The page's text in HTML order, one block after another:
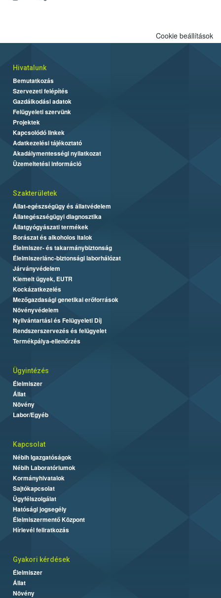
Cookie beállítások
Hivatalunk
Bemutatkozás
Szervezeti felépítés
Gazdálkodási adatok
Felügyeleti szervünk
Projektek
Kapcsolódó linkek
Adatkezelési tájékoztató
Akadálymentességi nyilatkozat
Üzemeltetési információ
Szakterületek
Állat-egészségügy és állatvédelem
Állategészségügyi diagnosztika
Állatgyógyászati termékek
Borászat és alkoholos italok
Élelmiszer- és takarmánybiztonság
Élelmiszerlánc-biztonsági laborhálózat
Járványvédelem
Kiemelt ügyek, EUTR
Kockázatkezelés
Mezőgazdasági genetikai erőforrások
Növényvédelem
Nyilvántartási és Felügyeleti Díj
Rendszerszervezés és felügyelet
Termékpálya-ellenőrzés
Ügyintézés
Élelmiszer
Állat
Növény
Labor/Egyéb
Kapcsolat
Nébih Igazgatóságok
Nébih Laboratóriumok
Kormányhivatalok
Sajtókapcsolat
Ügyfélszolgálat
Hatósági jogsegély
Élelmiszermentő Központ
Hírlevél feliratkozás
Gyakori kérdések
Élelmiszer
Állat
Növény